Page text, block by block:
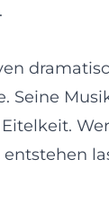
Seine